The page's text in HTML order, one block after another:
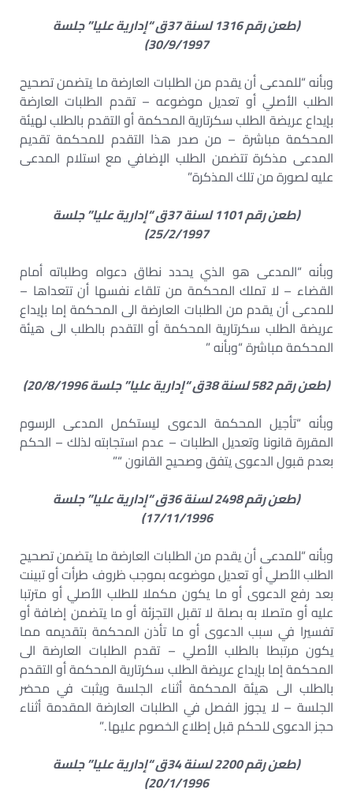
(طعن رقم 1316 لسنة 37ق “إدارية عليا” جلسة
30/9/1997)
وبأنه “للمدعى أن يقدم من الطلبات العارضة ما يتضمن تصحيح
الطلب الأصلي أو تعديل موضوعه – تقدم الطلبات العارضة
بإيداع عريضة الطلب سكرتارية المحكمة أو التقدم بالطلب لهيئة
المحكمة مباشرة – من صدر هذا التقدم للمحكمة تقديم
المدعى مذكرة تتضمن الطلب الإضافي مع استلام المدعى
عليه لصورة من تلك المذكرة”
(طعن رقم 1101 لسنة 37ق “إدارية عليا” جلسة
25/2/1997)
وبأنه “المدعى هو الذي يحدد نطاق دعواه وطلباته أمام
القضاء – لا تملك المحكمة من تلقاء نفسها أن تتعداها –
للمدعى أن يقدم من الطلبات العارضة الى المحكمة إما بإيداع
عريضة الطلب سكرتارية المحكمة أو التقدم بالطلب الى هيئة
المحكمة مباشرة “وبأنه ”
(طعن رقم 582 لسنة 38ق “إدارية عليا” جلسة 20/8/1996)
وبأنه “تأجيل المحكمة الدعوى ليستكمل المدعى الرسوم
المقررة قانونا وتعديل الطلبات – عدم استجابته لذلك – الحكم
بعدم قبول الدعوى يتفق وصحيح القانون “”
(طعن رقم 2498 لسنة 36ق “إدارية عليا” جلسة
17/11/1996)
وبأنه “للمدعى أن يقدم من الطلبات العارضة ما يتضمن تصحيح
الطلب الأصلي أو تعديل موضوعه بموجب ظروف طرأت أو تبينت
بعد رفع الدعوى أو ما يكون مكملا للطلب الأصلي أو مترتبا
عليه أو متصلا به بصلة لا تقبل التجزئة أو ما يتضمن إضافة أو
تفسيرا في سبب الدعوى أو ما تأذن المحكمة بتقديمه مما
يكون مرتبطا بالطلب الأصلي – تقدم الطلبات العارضة الى
المحكمة إما بإيداع عريضة الطلب سكرتارية المحكمة أو التقدم
بالطلب الى هيئة المحكمة أثناء الجلسة ويثبت في محضر
الجلسة – لا يجوز الفصل في الطلبات العارضة المقدمة أثناء
حجز الدعوى للحكم قبل إطلاع الخصوم عليها .”
(طعن رقم 2200 لسنة 34ق “إدارية عليا” جلسة
20/1/1996)